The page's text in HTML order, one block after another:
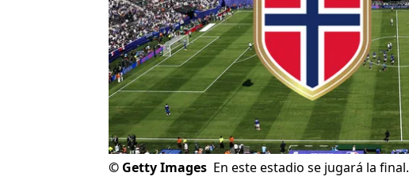
© Getty Images En este estadio se jugará la final.